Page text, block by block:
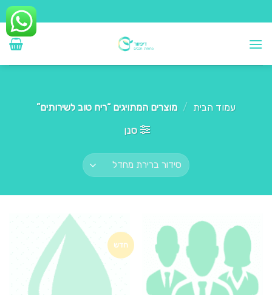
to
content
עמוד הבית / מוצרים המתויגים “ריח טוב לשירותים”
סנן
חדש